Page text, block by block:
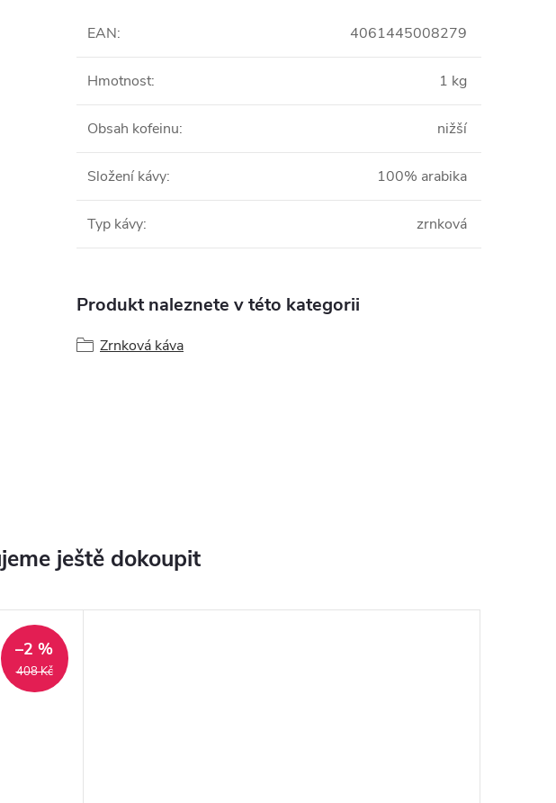
EAN: 4061445008279
Hmotnost: 1 kg
Obsah kofeinu: nižší
Složení kávy: 100% arabika
Typ kávy: zrnková
Produkt naleznete v této kategorii
Zrnková káva
ještě dokoupit
408 Kč
–2 %